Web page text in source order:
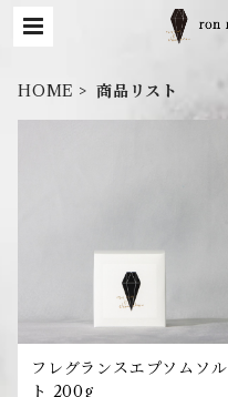
HOME 商品リスト
フレグランスエプソムソル
ト 200g